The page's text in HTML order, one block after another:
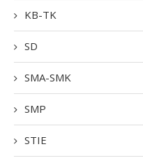
KB-TK
SD
SMA-SMK
SMP
STIE